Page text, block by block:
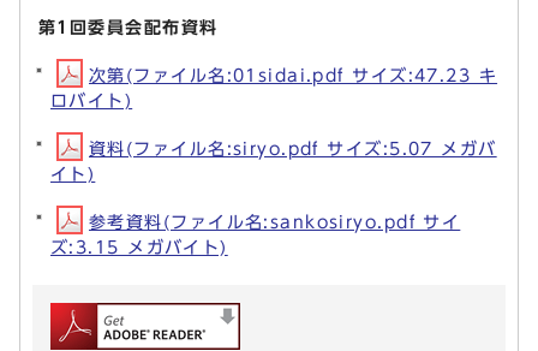
第1回委員会配布資料
次第(ファイル名:01sidai.pdf サイズ:47.23 キ
ロバイト)
資料(ファイル名:siryo.pdf サイズ:5.07 メガバ
イト)
参考資料(ファイル名:sankosiryo.pdf サイ
ズ:3.15 メガバイト)